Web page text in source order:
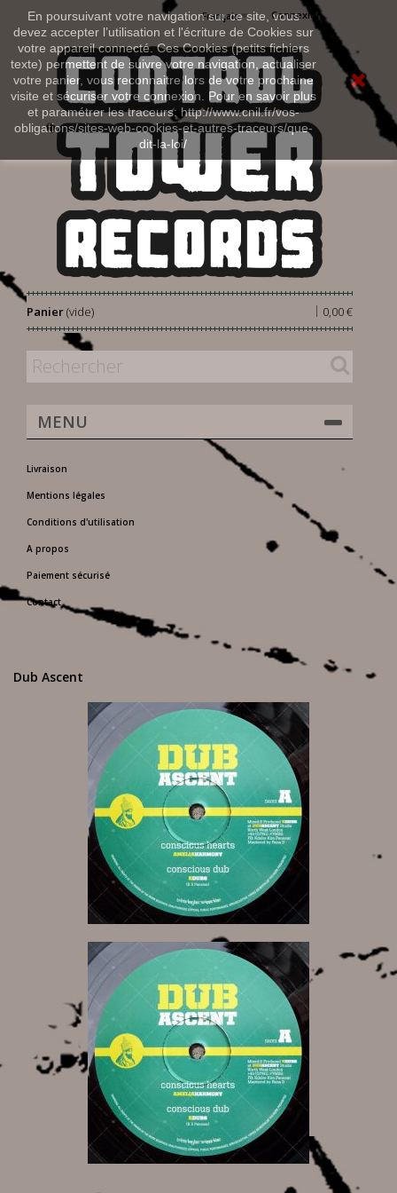
En poursuivant votre navigation sur ce site, vous
devez accepter l’utilisation et l'écriture de Cookies sur
votre appareil connecté. Ces Cookies (petits fichiers
texte) permettent de suivre votre navigation, actualiser
votre panier, vous reconnaitre lors de votre prochaine
visite et sécuriser votre connexion. Pour en savoir plus
et paramétrer les traceurs: http://www.cnil.fr/vos-
obligations/sites-web-cookies-et-autres-traceurs/que-
dit-la-loi/
Connexion
Français
Panier 0,00 €
|
(vide)
MENU
Livraison
Mentions légales
Conditions d'utilisation
A propos
Paiement sécurisé
Contact
Dub Ascent
11,00 €
11,00 €